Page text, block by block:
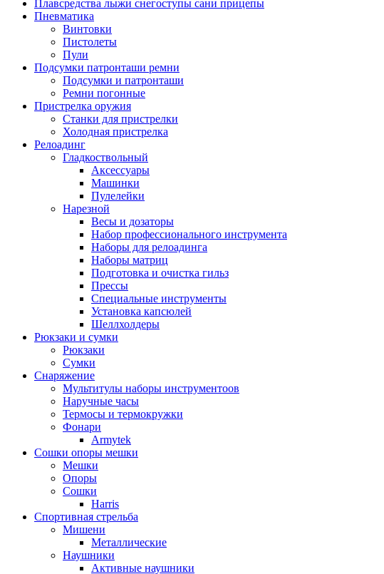
Плавсредства лыжи снегоступы сани прицепы
Пневматика
Винтовки
Пистолеты
Пули
Подсумки патронташи ремни
Подсумки и патронташи
Ремни погонные
Пристрелка оружия
Станки для пристрелки
Холодная пристрелка
Релоадинг
Гладкоствольный
Аксессуары
Машинки
Пулелейки
Нарезной
Весы и дозаторы
Набор профессионального инструмента
Наборы для релоадинга
Наборы матриц
Подготовка и очистка гильз
Прессы
Специальные инструменты
Установка капсюлей
Шеллхолдеры
Рюкзаки и сумки
Рюкзаки
Сумки
Снаряжение
Мультитулы наборы инструментоов
Наручные часы
Термосы и термокружки
Фонари
Armytek
Сошки опоры мешки
Мешки
Опоры
Сошки
Harris
Спортивная стрельба
Мишени
Металлические
Наушники
Активные наушники